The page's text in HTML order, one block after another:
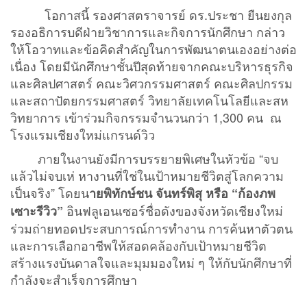
โอกาสนี้ รองศาสตราจารย์ ดร.ประชา ยืนยงกุล
รองอธิการบดีฝ่ายวิชาการและกิจการนักศึกษา กล่าว
ให้โอวาทและข้อคิดสำคัญในการพัฒนาตนเองอย่างต่อ
เนื่อง โดยมีนักศึกษาชั้นปีสุดท้ายจากคณะบริหารธุรกิจ
และศิลปศาสตร์ คณะวิศวกรรมศาสตร์ คณะศิลปกรรม
และสถาปัตยกรรมศาสตร์ วิทยาลัยเทคโนโลยีและสห
วิทยาการ เข้าร่วมกิจกรรมจำนวนกว่า 1,300 คน ณ
โรงแรมเชียงใหม่แกรนด์วิว
ภายในงานยังมีการบรรยายพิเศษในหัวข้อ “จบ
แล้วไม่จบเห่ หางานที่ใช่ในเป้าหมายชีวิตสู่โลกความ
เป็นจริง” โดยนายพิทักษ์ชน จันทร์พิสุ หรือ “ก้องภพ
เซาะรีวิว” อินฟลูเอนเซอร์ชื่อดังของจังหวัดเชียงใหม่
ร่วมถ่ายทอดประสบการณ์การทำงาน การค้นหาตัวตน
และการเลือกอาชีพให้สอดคล้องกับเป้าหมายชีวิต
สร้างแรงบันดาลใจและมุมมองใหม่ ๆ ให้กับนักศึกษาที่
กำลังจะสำเร็จการศึกษา